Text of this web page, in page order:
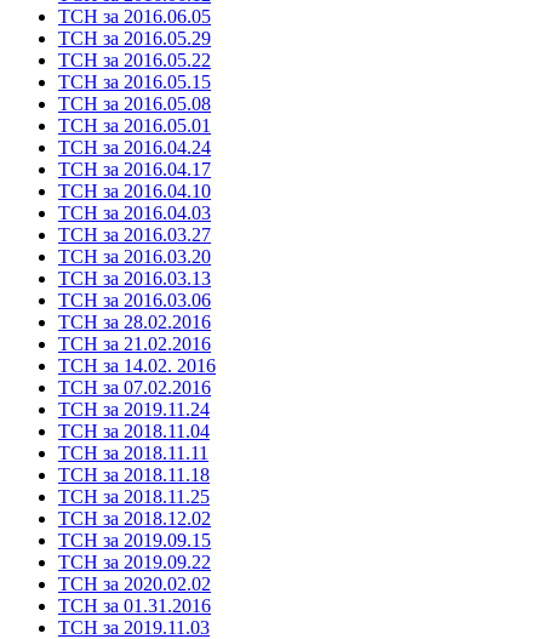
ТСН за 2016.06.05
ТСН за 2016.05.29
ТСН за 2016.05.22
ТСН за 2016.05.15
ТСН за 2016.05.08
ТСН за 2016.05.01
ТСН за 2016.04.24
ТСН за 2016.04.17
ТСН за 2016.04.10
ТСН за 2016.04.03
ТСН за 2016.03.27
ТСН за 2016.03.20
ТСН за 2016.03.13
ТСН за 2016.03.06
ТСН за 28.02.2016
ТСН за 21.02.2016
ТСН за 14.02. 2016
ТСН за 07.02.2016
ТСН за 2019.11.24
ТСН за 2018.11.04
ТСН за 2018.11.11
ТСН за 2018.11.18
ТСН за 2018.11.25
ТСН за 2018.12.02
ТСН за 2019.09.15
ТСН за 2019.09.22
ТСН за 2020.02.02
ТСН за 01.31.2016
ТСН за 2019.11.03